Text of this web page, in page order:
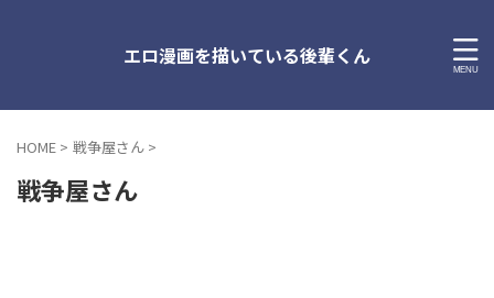
エロ漫画を描いている後輩くん
HOME > 戦争屋さん >
戦争屋さん